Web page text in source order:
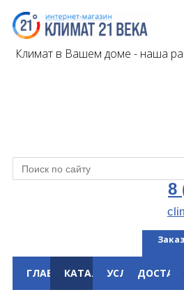
Климат в Вашем доме - наша
8
ГЛАВНАЯКАТАЛОГУСЛУГИ